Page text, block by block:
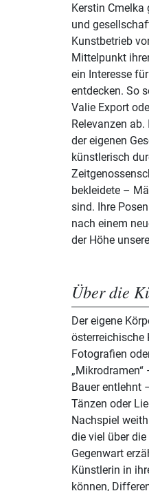
Kerstin
und gesellschaftlichen Fragestellungen nach. Mal knöpft sie sich den
Kunstbetrieb
Mittelpunkt
ein Interesse
entdecken. So
Valie Export
Relevanzen
der eigenen
künstlerisch
bekleidete –
sind. Ihre
nach einem
der Höhe
Über die
Der eigene
österreichische
Fotografien
Bauer entlehnt
Tänzen oder
Nachspiel
die viel über
Gegenwart
Künstlerin in
können,